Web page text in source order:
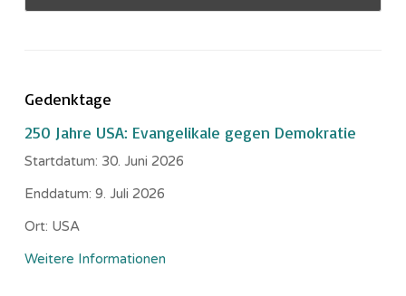
Gedenktage
250 Jahre USA: Evangelikale gegen Demokratie
Startdatum: 30. Juni 2026
Enddatum: 9. Juli 2026
Ort: USA
Weitere Informationen